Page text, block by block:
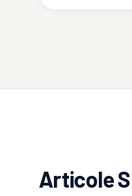
Articole